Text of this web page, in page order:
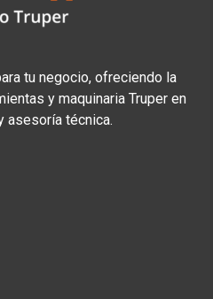
tu negocio, ofreciendo la
y maquinaria Truper en
asesoría técnica.